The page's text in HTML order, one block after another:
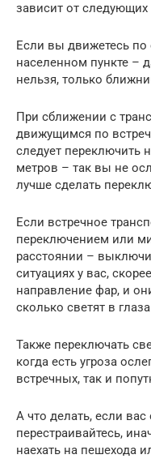
зависит от
Если вы движетесь
населенном пункте –
нельзя, только
При сближении с
движущимся по
следует переключить
метров – так вы не
лучше сделать
Если встречное
переключением или
расстоянии –
ситуациях у вас,
направление фар, и
сколько светят в
Также переключать
когда есть угроза
встречных, так и
А что делать, если
перестраивайтесь,
наехать на пешехода